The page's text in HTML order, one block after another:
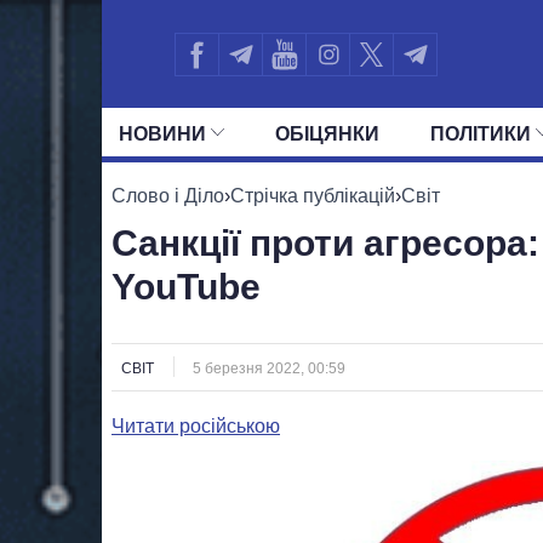
НОВИНИ ОБIЦЯНКИ ПОЛIТИКИ
УСІ ПОЛІТИКИ ПРЕЗИДЕНТ І ОФІС
Слово і Діло›Стрічка публікацій›Світ
Санкції проти
YouTube
СВІТ 5 березня 2022, 00:59
Читати російською